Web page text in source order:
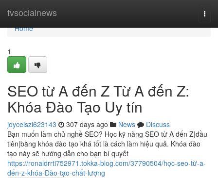
tvsocialnews
Home
Home
1
SEO từ A đến Z Từ A đến Z:
Khóa Đào Tạo Uy tín
joyceiszl623143 307 days ago News
Discuss
Bạn muốn làm chủ nghề SEO? Học kỹ năng SEO từ A đến Z|đầu
tiên|bằng khóa đào tạo khá tốt là cách làm hiệu quả. Khóa đào
tạo này sẽ hướng dẫn cho bạn bí quyết
https://ronaldrrti752971.tokka-blog.com/37790504/học-seo-từ-a-
đến-z-khóa-Đào-tạo-chất-lượng